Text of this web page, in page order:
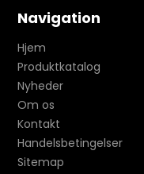
Navigation
Hjem
Produktkatalog
Nyheder
Om os
Kontakt
Handelsbetingelser
Sitemap